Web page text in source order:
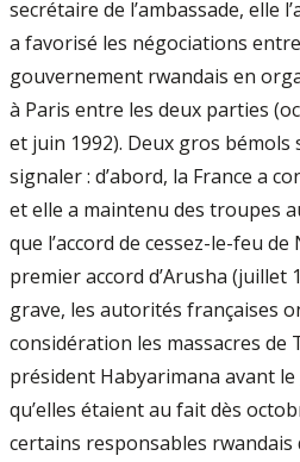
secrétaire de l’ambassade, elle
a favorisé les négociations entre
gouvernement rwandais en
à Paris entre les deux parties
et juin 1992). Deux gros bémols
signaler : d’abord, la France a
et elle a maintenu des troupes
que l’accord de cessez-le-feu de
premier accord d’Arusha (juillet
grave, les autorités françaises
considération les massacres de
président Habyarimana avant
qu’elles étaient au fait dès
certains responsables rwandais